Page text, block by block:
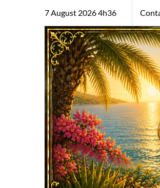
7 August 2026 4h36